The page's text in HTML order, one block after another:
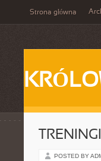
Strona główna
POSTED BY